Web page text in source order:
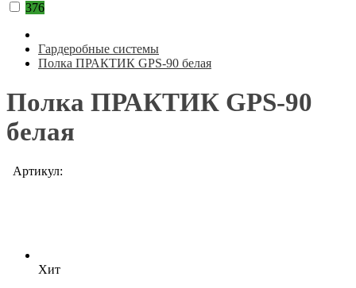
376
Гардеробные системы
Полка ПРАКТИК GPS-90 белая
Полка ПРАКТИК GPS-90
белая
Артикул:
Хит